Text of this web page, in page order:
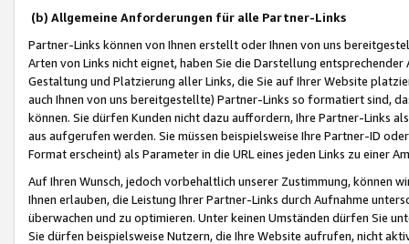
(b) Allgemeine Anforderungen für alle Partner-Links
Partner-Links können von Ihnen erstellt oder Ihnen von uns
Arten von Links nicht eignet, haben Sie die Darstellung
Gestaltung und Platzierung aller Links, die Sie auf Ihrer Website
auch Ihnen von uns bereitgestellte) Partner-Links so formatiert sind,
können. Sie dürfen Kunden nicht dazu auffordern, Ihre Partner-Links
aus aufgerufen werden. Sie müssen beispielsweise Ihre Partner-ID
Format erscheint) als Parameter in die URL eines jeden Links zu einer
Auf Ihren Wunsch, jedoch vorbehaltlich unserer Zustimmung, können
Ihnen erlauben, die Leistung Ihrer Partner-Links durch Aufnahme
überwachen und zu optimieren. Unter keinen Umständen dürfen Sie
Sie dürfen beispielsweise Nutzern, die Ihre Website aufrufen, nicht